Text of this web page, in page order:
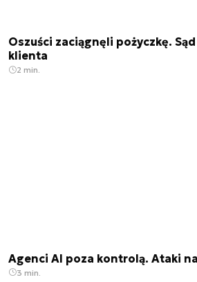
Oszuści zaciągnęli pożyczkę.
klienta
2 min.
Agenci AI poza kontrolą. Ataki
3 min.